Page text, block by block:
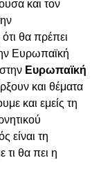
και τον
θα πρέπει
Ευρωπαϊκή
Ευρωπαϊκή
και θέματα
και εμείς τη
είναι τη
θα πει η